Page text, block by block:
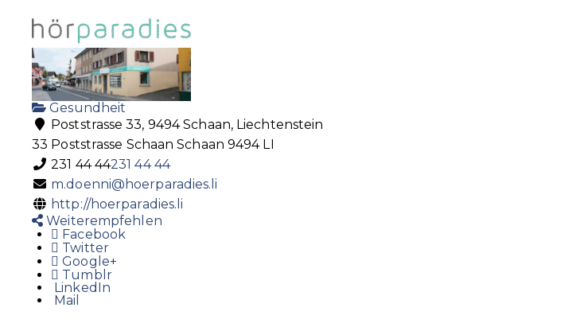
Gesundheit
Poststrasse 33, 9494 Schaan, Liechtenstein
33 Poststrasse Schaan Schaan 9494 LI
231 44 44231 44 44
m.doenni@hoerparadies.li
http://hoerparadies.li
Weiterempfehlen
Facebook
Twitter
Google+
Tumblr
LinkedIn
Mail